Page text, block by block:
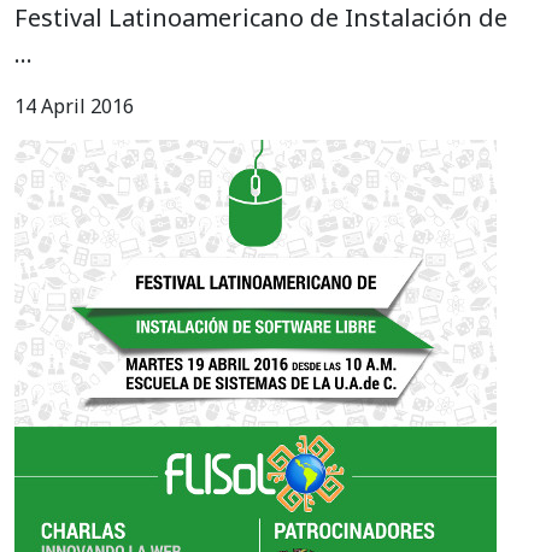
Festival Latinoamericano de Instalación de
…
14 April 2016